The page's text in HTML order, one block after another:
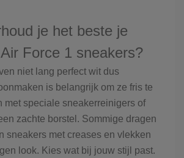
je het beste je
Force 1 sneakers?
niet lang perfect wit dus
is belangrijk om ze fris te
met speciale sneakerreinigers of
zachte borstel. Sommige dragen
sneakers met creases en vlekken
look. Kies wat bij jouw stijl past.